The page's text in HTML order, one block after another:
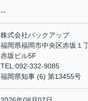
--
株式会社バックアップ
福岡県福岡市中央区赤坂１
赤坂ビル5F
TEL:092-332-9085
福岡県知事 (6) 第13455号